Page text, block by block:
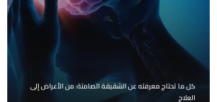
كل ما تحتاج معرفته عن الشقيقة الصامتة: من الأعراض إلى
العلاج